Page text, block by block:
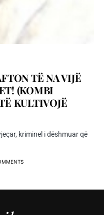
TË NA VIJË
(KOMBI
KULTIVOJË
kriminel i dëshmuar që